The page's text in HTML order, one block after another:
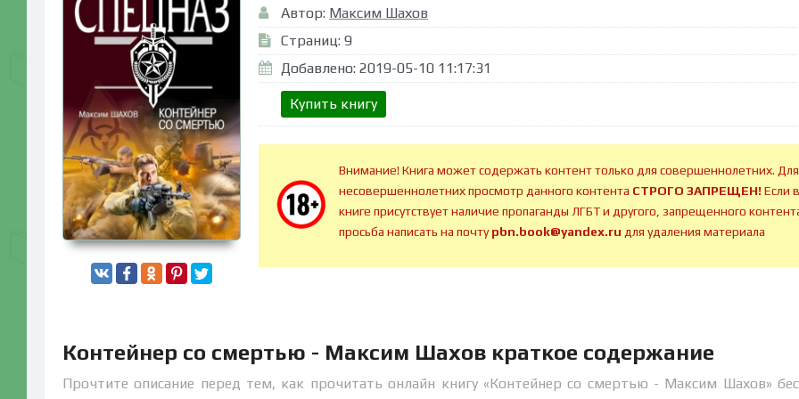
Автор: Максим Шахов
Страниц: 9
Добавлено: 2019-05-10 11:17:31
Купить книгу
Внимание! Книга может содержать контент только для совершеннолетних. Для
несовершеннолетних просмотр данного контента СТРОГО ЗАПРЕЩЕН!Если в
книге присутствует наличие пропаганды ЛГБТ и другого, запрещенного
просьба написать на почтуpbn.book@yandex.ru для удаления материала
Контейнер со смертью - Максим Шахов краткое содержание
Прочтите описание перед тем, как прочитать онлайн книгу «Контейнер со смертью - Максим Шахов»